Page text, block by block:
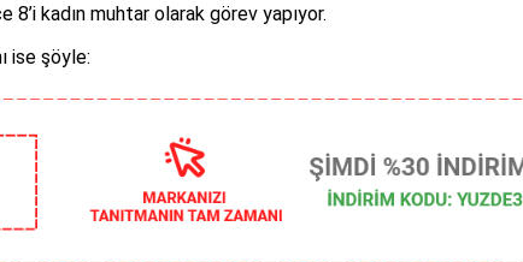
8’i kadın muhtar olarak görev yapıyor.
ise şöyle: